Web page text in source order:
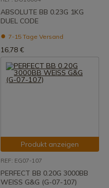
ABSOLUTE BB 0.23G 1KG
DUEL CODE
7-15 Tage Versand
16,78 €
Produkt anzeigen
REF: EG07-107
PERFECT BB 0.20G 3000BB
WEISS G&G (G-07-107)